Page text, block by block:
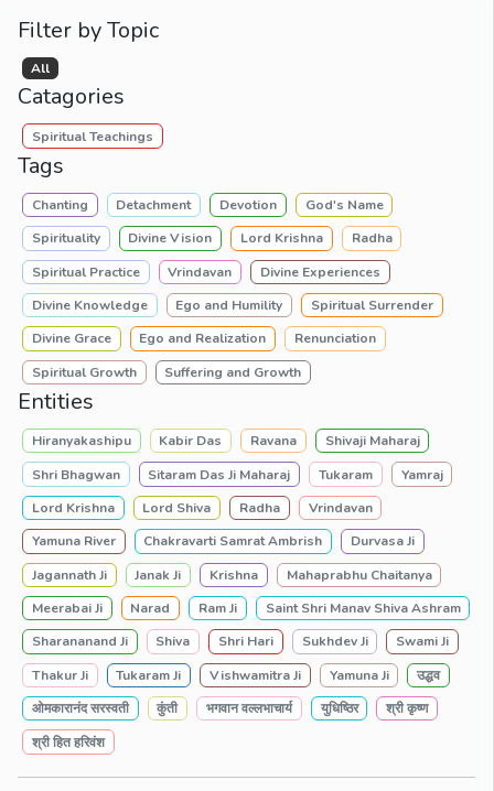
Filter by Topic
All
Catagories
Spiritual Teachings
Tags
Chanting Detachment Devotion
God's Name
Spirituality
Divine Vision Lord Krishna
Radha
Spiritual Practice
Vrindavan
Divine Experiences
Divine Knowledge
Ego and Humility
Spiritual Surrender
Divine Grace
Ego and Realization
Renunciation
Spiritual Growth
Suffering and Growth
Entities
Hiranyakashipu Kabir Das Ravana
Shivaji Maharaj
Shri Bhagwan
Sitaram Das Ji Maharaj Tukaram
Yamraj
Lord Krishna
Lord Shiva Radha
Vrindavan
Yamuna River
Chakravarti Samrat Ambrish
Durvasa Ji
Jagannath Ji
Janak Ji Krishna
Mahaprabhu Chaitanya
Meerabai Ji
Narad Ram Ji
Saint Shri Manav Shiva Ashram
Sharananand Ji
Shiva Shri Hari Sukhdev Ji
Swami Ji
Thakur Ji
Tukaram Ji Vishwamitra Ji Yamuna Ji
उद्धव
ओमकारानंद सरस्वती
कुंती भगवान वल्लभाचार्य युधिष्ठिर
श्री कृष्ण
श्री हित हरिवंश